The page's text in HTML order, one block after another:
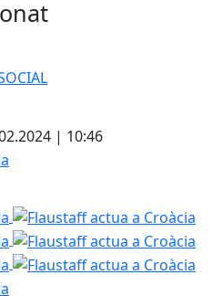
| 10:46
Flaustaff actua a Croàcia
Flaustaff actua a Croàcia
Flaustaff actua a Croàcia